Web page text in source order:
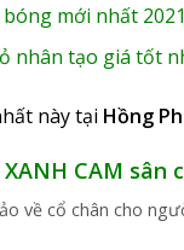
mới nhất 2021
nhân tạo giá tốt
này tại Hồng
CAM sân
về cổ chân cho